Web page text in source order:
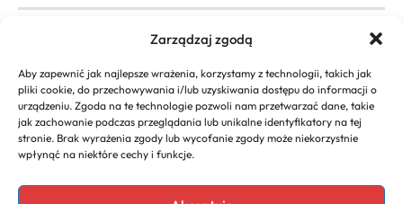
Zarządzaj zgodą
Aby zapewnić jak najlepsze wrażenia, korzystamy z technologii, takich jak
pliki cookie, do przechowywania i/lub uzyskiwania dostępu do informacji o
urządzeniu. Zgoda na te technologie pozwoli nam przetwarzać dane, takie
jak zachowanie podczas przeglądania lub unikalne identyfikatory na tej
stronie. Brak wyrażenia zgody lub wycofanie zgody może niekorzystnie
wpłynąć na niektóre cechy i funkcje.
Przepisy na ciasta z kajmakiem – Proste i
Sprawdzone Wypieki
NEXT
Przepis na Ciasto do Pizzy Thermomix: Sekrety